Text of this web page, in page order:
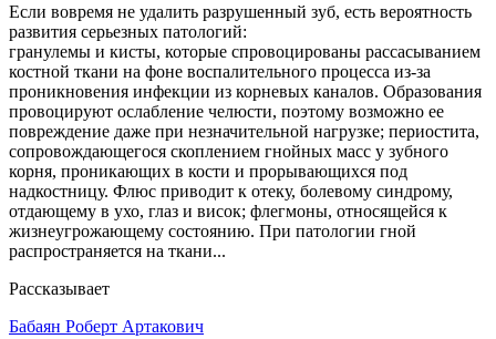
Если вовремя не удалить разрушенный зуб, есть вероятность
развития серьезных патологий:
гранулемы и кисты, которые спровоцированы рассасыванием
костной ткани на фоне воспалительного процесса из-за
проникновения инфекции из корневых каналов. Образования
провоцируют ослабление челюсти, поэтому возможно ее
повреждение даже при незначительной нагрузке; периостита,
сопровождающегося скоплением гнойных масс у зубного
корня, проникающих в кости и прорывающихся под
надкостницу. Флюс приводит к отеку, болевому синдрому,
отдающему в ухо, глаз и висок; флегмоны, относящейся к
жизнеугрожающему состоянию. При патологии гной
распространяется на ткани...
Рассказывает
Бабаян Роберт Артакович